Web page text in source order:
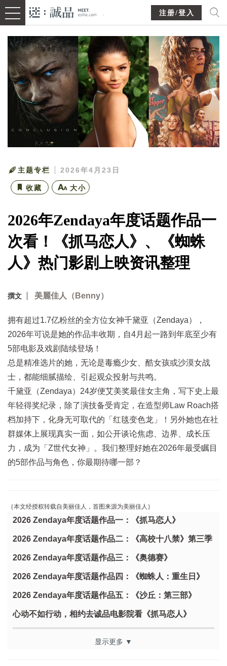
注册/登入
主题专栏 2026年4月23日
收藏 大小
2026年Zendaya年度话题作品一
次看！《抓马恋人》、《蜘蛛
人》热门影剧上映资讯整理
撰文 美麗佳人（Benny）
拥有超过1.7亿粉丝的全方位女神千黛亚（Zendaya），
2026年可说是她的作品丰收期，自4月起一路到年底至少有
5部电影及戏剧陆续登场！
总是精准选片的她，无论是毒瘾少女、酷女孩或沙漠女战
士，都能细腻描绘、引起观众投射与共鸣。
千黛亚（Zendaya）24岁便艾美奖最佳女主角，写下史上最
年轻得奖纪录，除了演技备受肯定，在造型师Law Roach搭
档加持下，化身无可取代的「红毯变色龙」！另外她也在社
群媒体上展现真实一面，如公开谈论焦虑、边界、成长压
力，成为「Z世代女神」。我们整理好她在2026年最受瞩目
的5部作品与角色，你最期待哪一部？
｛本文经授权转载自美丽佳人，首图来源为美丽佳人｝
2026 Zendaya年度话题作品一：《抓马恋人》
2026 Zendaya年度话题作品二：《高校十八禁》第三季
2026 Zendaya年度话题作品三：《奥德赛》
2026 Zendaya年度话题作品四：《蜘蛛人：重生日》
2026 Zendaya年度话题作品五：《沙丘：第三部》
心动不如行动，相约去诚品电影院看《抓马恋人》
显示更多 ▼